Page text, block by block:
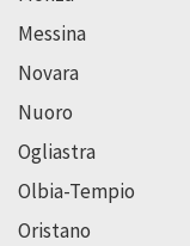
Messina
Novara
Nuoro
Ogliastra
Olbia-Tempio
Oristano